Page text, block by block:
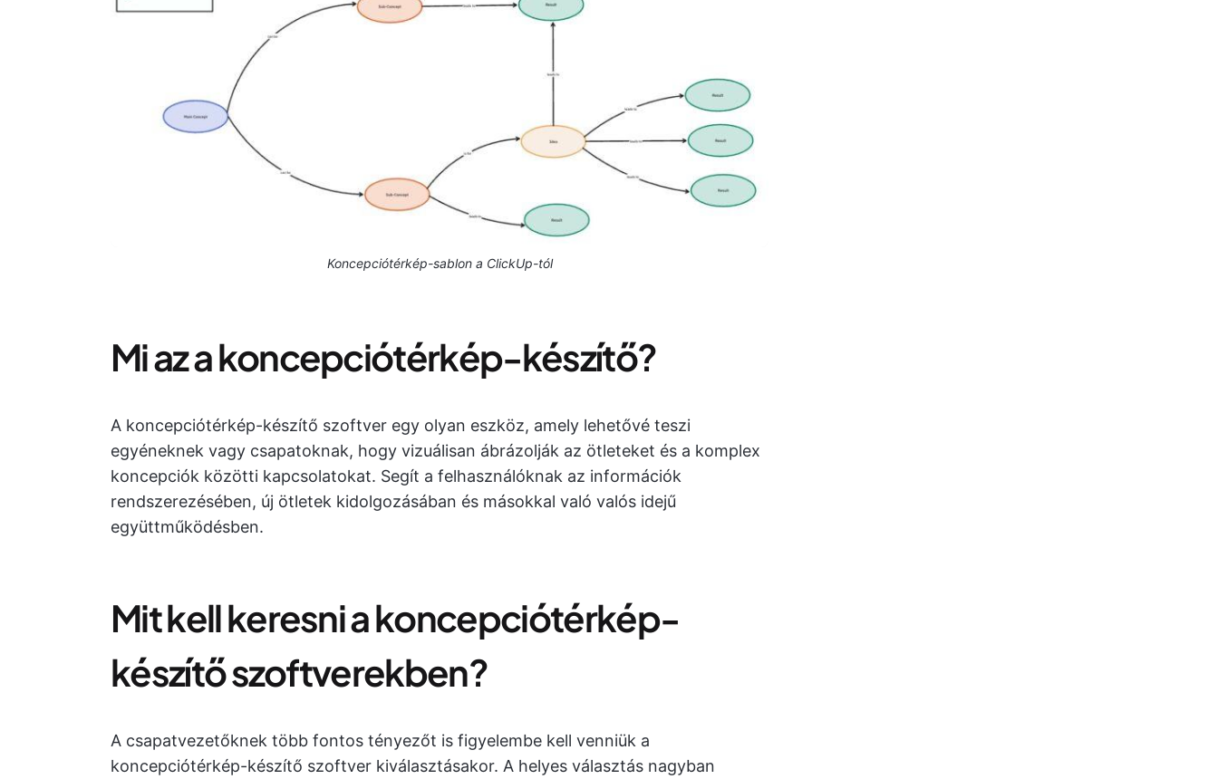
Koncepciótérkép-sablon a ClickUp-tól
Mi az a koncepciótérkép-készítő?
A koncepciótérkép-készítő szoftver egy olyan eszköz, amely lehetővé teszi
egyéneknek vagy csapatoknak, hogy vizuálisan ábrázolják az ötleteket és a komplex
koncepciók közötti kapcsolatokat. Segít a felhasználóknak az információk
rendszerezésében, új ötletek kidolgozásában és másokkal való valós idejű
együttműködésben.
Mit kell keresni a koncepciótérkép-
készítő szoftverekben?
A csapatvezetőknek több fontos tényezőt is figyelembe kell venniük a
koncepciótérkép-készítő szoftver kiválasztásakor. A helyes választás nagyban